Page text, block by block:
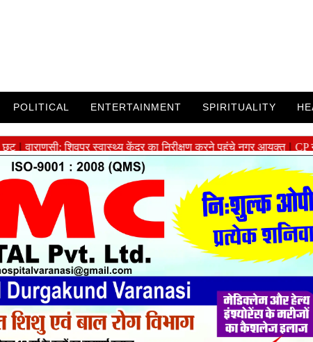
POLITICAL ENTERTAINMENT SPIRITUALITY